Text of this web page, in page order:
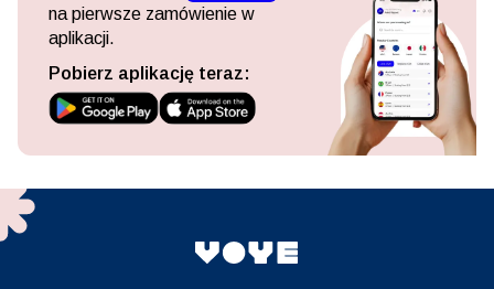
na pierwsze zamówienie w
aplikacji.
Pobierz aplikację teraz: